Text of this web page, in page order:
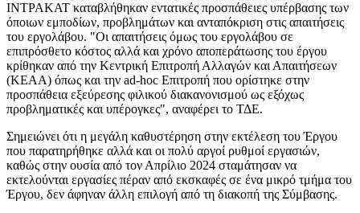
ΙΝΤΡΑΚΑΤ καταβλήθηκαν εντατικές προσπάθειες υπέρβασης των
όποιων εμποδίων, προβλημάτων και ανταπόκριση στις απαιτήσεις
του εργολάβου. "Οι απαιτήσεις όμως του εργολάβου σε
επιπρόσθετο κόστος αλλά και χρόνο αποπεράτωσης του έργου
κρίθηκαν από την Κεντρική Επιτροπή Αλλαγών και Απαιτήσεων
(ΚΕΑΑ) όπως και την ad-hoc Επιτροπή που ορίστηκε στην
προσπάθεια εξεύρεσης φιλικού διακανονισμού ως εξόχως
προβληματικές και υπέρογκες", αναφέρει το ΤΔΕ.
Σημειώνει ότι η μεγάλη καθυστέρηση στην εκτέλεση του Έργου
που παρατηρήθηκε αλλά και οι πολύ αργοί ρυθμοί εργασιών,
καθώς στην ουσία από τον Απρίλιο 2024 σταμάτησαν να
εκτελούνται εργασίες πέραν από εκσκαφές σε ένα μικρό τμήμα του
Έργου, δεν άφηναν άλλη επιλογή από τη διακοπή της Σύμβασης.